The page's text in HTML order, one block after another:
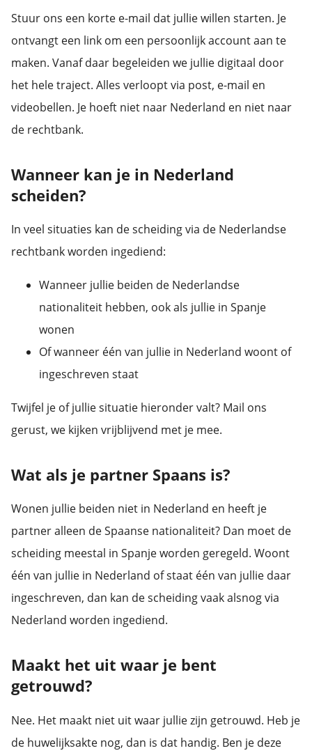
Stuur ons een korte e-mail dat jullie willen starten. Je
ontvangt een link om een persoonlijk account aan te
maken. Vanaf daar begeleiden we jullie digitaal door
het hele traject. Alles verloopt via post, e-mail en
videobellen. Je hoeft niet naar Nederland en niet naar
de rechtbank.
Wanneer kan je in Nederland
scheiden?
In veel situaties kan de scheiding via de Nederlandse
rechtbank worden ingediend:
Wanneer jullie beiden de Nederlandse
nationaliteit hebben, ook als jullie in Spanje
wonen
Of wanneer één van jullie in Nederland woont of
ingeschreven staat
Twijfel je of jullie situatie hieronder valt? Mail ons
gerust, we kijken vrijblijvend met je mee.
Wat als je partner Spaans is?
Wonen jullie beiden niet in Nederland en heeft je
partner alleen de Spaanse nationaliteit? Dan moet de
scheiding meestal in Spanje worden geregeld. Woont
één van jullie in Nederland of staat één van jullie daar
ingeschreven, dan kan de scheiding vaak alsnog via
Nederland worden ingediend.
Maakt het uit waar je bent
getrouwd?
Nee. Het maakt niet uit waar jullie zijn getrouwd. Heb je
de huwelijksakte nog, dan is dat handig. Ben je deze